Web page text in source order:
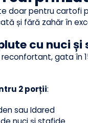
rămâne roz în
sau cartofi dulci.
: Adaugă o felie de
doar pentru
și fără zahăr în